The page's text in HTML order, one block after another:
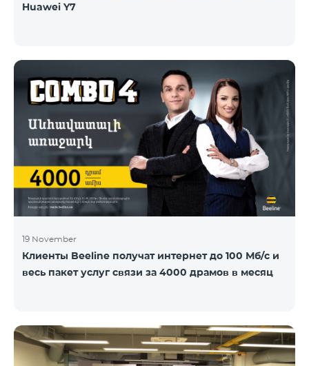
Huawei Y7
19 November
Клиенты Beeline получат интернет до 100 Мб/с и
весь пакет услуг связи за 4000 драмов в месяц